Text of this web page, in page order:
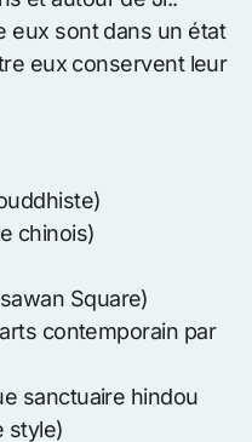
eux sont dans un état
eux conservent leur
chinois)
Square)
contemporain par
sanctuaire hindou
style)